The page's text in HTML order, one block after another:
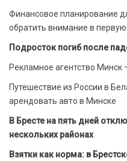
Финансовое планирование
обратить внимание в
Подросток погиб после
Рекламное агентство Минск
Путешествие из России в
арендовать авто в Минске
В Бресте на пять дней
нескольких районах
Взятки как норма: в